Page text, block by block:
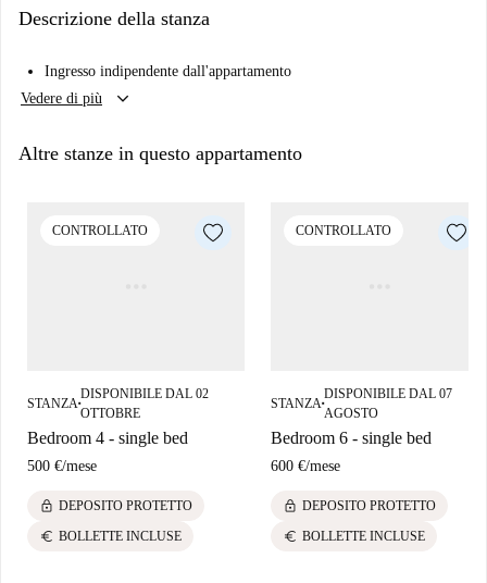
Descrizione della stanza
Ingresso indipendente dall'appartamento
Vedere di più
keyboard_arrow_down
Altre stanze in questo appartamento
CONTROLLATO
STANZA ■
DISPONIBILE DAL 02
OTTOBRE
Bedroom 4 - single bed
500 €/mese
lock DEPOSITO PROTETTO
euro BOLLETTE INCLUSE
CONTROLLATO
STANZA ■
DISPONIBILE DAL 07
AGOSTO
Bedroom 6 - single bed
600 €/mese
lock DEPOSITO PROTETTO
euro BOLLETTE INCLUSE